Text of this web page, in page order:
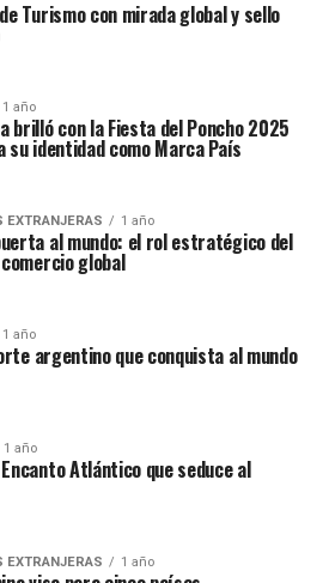
Turismo con mirada global y sello
1 año
brilló con la Fiesta del Poncho 2025
identidad como Marca País
EXTRANJERAS 1 año
al mundo: el rol estratégico del
global
1 año
argentino que conquista al mundo
1 año
Atlántico que seduce al
EXTRANJERAS 1 año